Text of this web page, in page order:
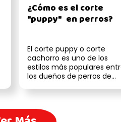
¿Cómo es el corte
"puppy" en perros?
El corte puppy o corte
cachorro es uno de los
estilos más populares
los dueños de perros de